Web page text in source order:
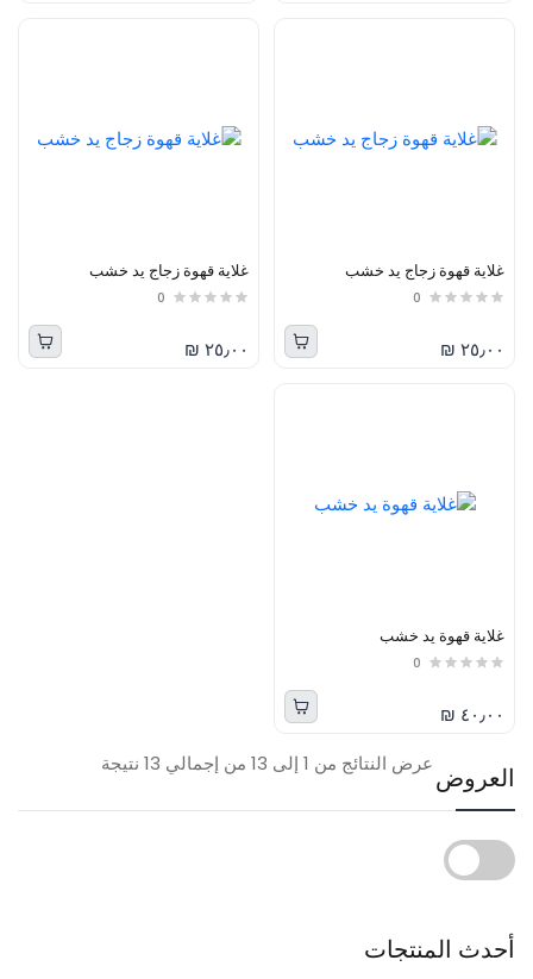
العروض
أحدث المنتجات
غلاية قهوة زجاج يد خشب
0
٢٥٫٠٠ ₪
غلاية قهوة زجاج يد خشب
0
٢٥٫٠٠ ₪
غلاية قهوة يد خشب
0
٤٠٫٠٠ ₪
عرض النتائج من 1 إلى 13 من إجمالي 13 نتيجة